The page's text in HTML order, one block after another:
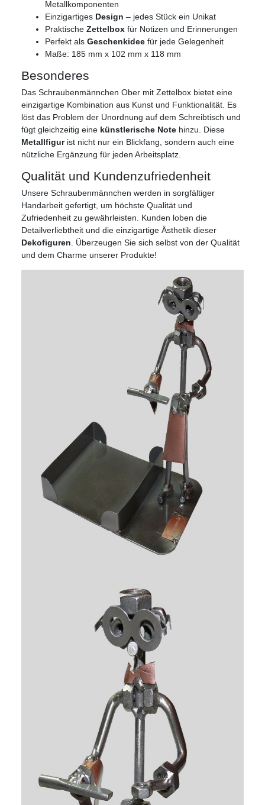
Metallkomponenten
Einzigartiges Design – jedes Stück ein Unikat
Praktische Zettelbox für Notizen und Erinnerungen
Perfekt als Geschenkidee für jede Gelegenheit
Maße: 185 mm x 102 mm x 118 mm
Besonderes
Das Schraubenmännchen Ober mit Zettelbox bietet eine
einzigartige Kombination aus Kunst und Funktionalität. Es
löst das Problem der Unordnung auf dem Schreibtisch und
fügt gleichzeitig eine künstlerische Note hinzu. Diese
Metallfigurist nicht nur ein Blickfang, sondern auch eine
nützliche Ergänzung für jeden Arbeitsplatz.
Qualität und Kundenzufriedenheit
Unsere Schraubenmännchen werden in sorgfältiger
Handarbeit gefertigt, um höchste Qualität und
Zufriedenheit zu gewährleisten. Kunden loben die
Detailverliebtheit und die einzigartige Ästhetik dieser
Dekofiguren . Überzeugen Sie sich selbst von der Qualität
und dem Charme unserer Produkte!